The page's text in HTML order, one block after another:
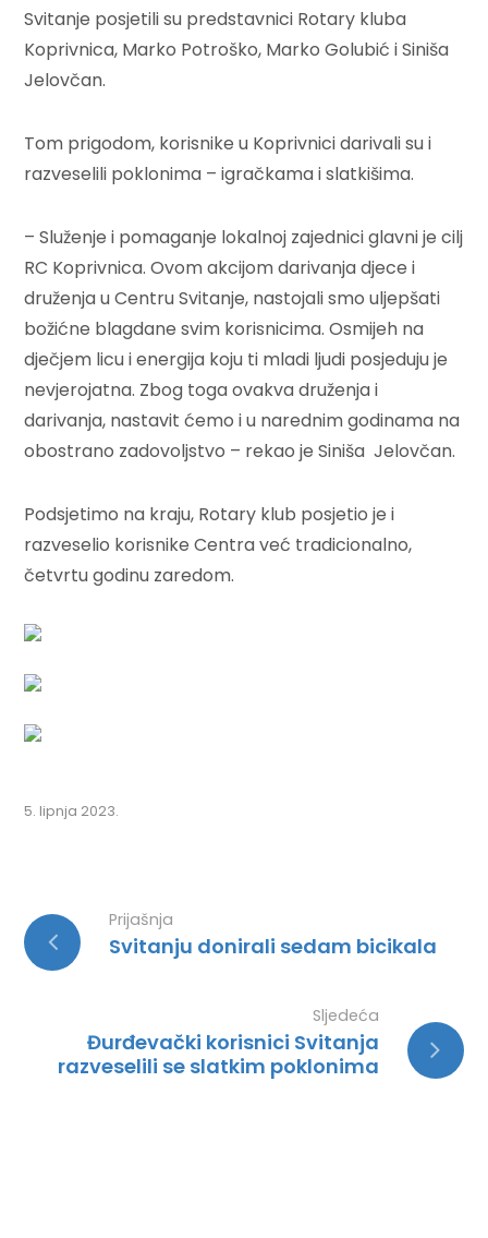
Svitanje posjetili su predstavnici Rotary kluba
Koprivnica, Marko Potroško, Marko Golubić i Siniša
Jelovčan.
Tom prigodom, korisnike u Koprivnici darivali su i
razveselili poklonima – igračkama i slatkišima.
– Služenje i pomaganje lokalnoj zajednici glavni je cilj
RC Koprivnica. Ovom akcijom darivanja djece i
druženja u Centru Svitanje, nastojali smo uljepšati
božićne blagdane svim korisnicima. Osmijeh na
dječjem licu i energija koju ti mladi ljudi posjeduju je
nevjerojatna. Zbog toga ovakva druženja i
darivanja, nastavit ćemo i u narednim godinama na
obostrano zadovoljstvo – rekao je Siniša Jelovčan.
Podsjetimo na kraju, Rotary klub posjetio je i
razveselio korisnike Centra već tradicionalno,
četvrtu godinu zaredom.
5. lipnja 2023.
Prijašnja
Svitanju donirali sedam bicikala
Sljedeća
Đurđevački korisnici Svitanja
razveselili se slatkim poklonima